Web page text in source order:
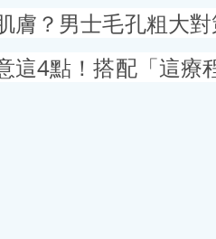
膚？男士毛孔粗大對
這4點！搭配「這療